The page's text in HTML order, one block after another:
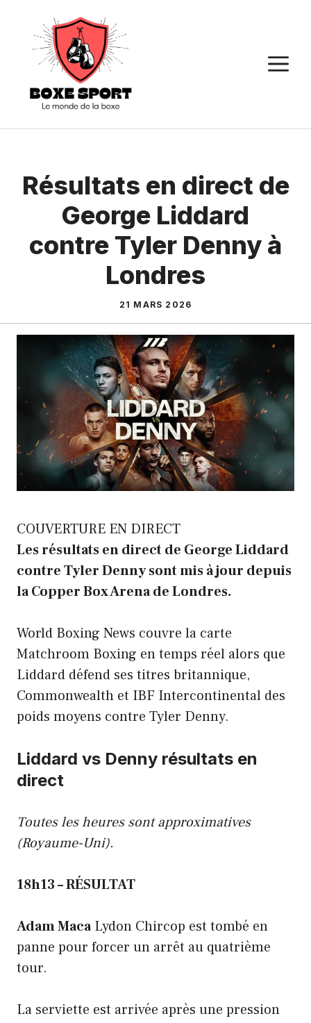
contenu
Résultats en direct de
George Liddard
contre Tyler Denny à
Londres
21 MARS 2026
COUVERTURE EN DIRECT
Les résultats en direct de George Liddard
contre Tyler Denny sont mis à jour depuis
la Copper Box Arena de Londres.
World Boxing News couvre la carte
Matchroom Boxing en temps réel alors que
Liddard défend ses titres britannique,
Commonwealth et IBF Intercontinental des
poids moyens contre Tyler Denny.
Liddard vs Denny résultats en
direct
Toutes les heures sont approximatives
(Royaume-Uni).
18h13 – RÉSULTAT
Adam MacaLydon Chircop est tombé en
panne pour forcer un arrêt au quatrième
tour.
La serviette est arrivée après une pression